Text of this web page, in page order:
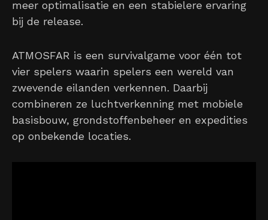
meer optimalisatie en een stabielere ervaring
bij de release.
ATMOSFAR is een survivalgame voor één tot
vier spelers waarin spelers een wereld van
zwevende eilanden verkennen. Daarbij
combineren ze luchtverkenning met mobiele
basisbouw, grondstoffenbeheer en expedities
op onbekende locaties.